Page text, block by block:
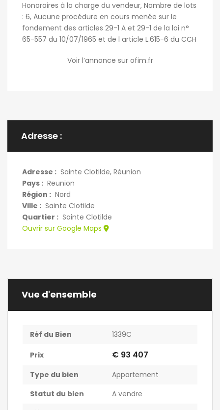
Honoraires à la charge du vendeur, Nombre de lots
: 6, Aucune procédure en cours menée sur le
fondement des articles 29-1 A et 29-1 de la loi n°
65-557 du 10/07/1965 et de l article L.615-6 du CCH
Voir l’annonce sur ofim.fr
Adresse :
Adresse : Sainte Clotilde, Réunion
Pays : Reunion
Région : Nord
Ville : Sainte Clotilde
Quartier : Sainte Clotilde
Ouvrir sur Google Maps
Vue d'ensemble
Réf du Bien 1339C
Prix € 93 407
Type du bien
Appartement
Statut du bien
A vendre